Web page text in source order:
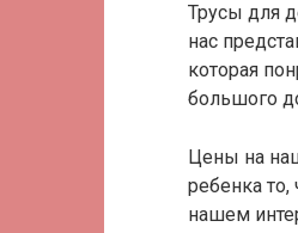
Трусы для
нас
которая
большого
Цены на
ребенка
нашем